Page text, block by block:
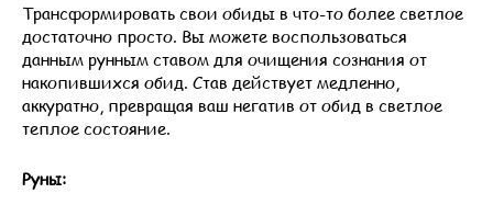
Трансформировать свои обиды в что-то более светлое
достаточно просто. Вы можете воспользоваться
данным рунным ставом для очищения сознания от
накопившихся обид. Став действует медленно,
аккуратно, превращая ваш негатив от обид в светлое
теплое состояние.
Руны: